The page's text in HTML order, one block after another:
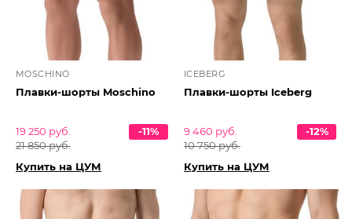
MOSCHINO
Плавки-шорты Moschino
19 250 руб.
21 850 руб.
-11%
Купить на ЦУМ
ICEBERG
Плавки-шорты Iceberg
9 460 руб.
10 750 руб.
-12%
Купить на ЦУМ